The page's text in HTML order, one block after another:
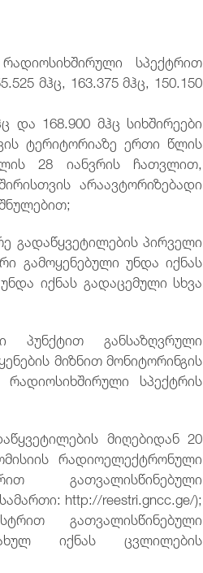
სპექტრით
მჰც, 163.375 მჰც, 150.150
და 168.900 მჰც სიხშირეები
ტერიტორიაზე ერთი წლის
28 იანვრის ჩათვლით,
არაავტორიზებადი
გადაწყვეტილების პირველი
გამოყენებული უნდა იქნას
იქნას გადაცემული სხვა
პუნქტით განსაზღვრული
მიზნით მონიტორინგის
სპექტრის
მიღებიდან 20
რადიოელექტრონული
გათვალისწინებული
http://reestri.gncc.ge/);
გათვალისწინებული
იქნას ცვლილების